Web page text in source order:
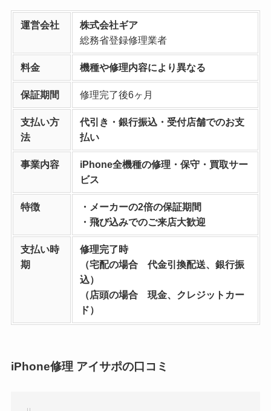
運営会社
株式会社ギア
総務省登録修理業者
料金 機種や修理内容により異なる
保証期間 修理完了後6ヶ月
支払い方
法
代引き・銀行振込・受付店舗でのお支
払い
事業内容
iPhone全機種の修理・保守・買取サー
ビス
特徴
・メーカーの2倍の保証期間
・飛び込みでのご来店大歓迎
支払い時
期
修理完了時
（宅配の場合 代金引換配送、銀行振
込）
（店頭の場合 現金、クレジットカー
ド）
iPhone修理 アイサポの口コミ